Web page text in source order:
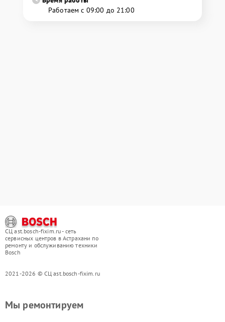
Работаем с 09:00 до 21:00
СЦ ast.bosch-fixim.ru - сеть
сервисных центров в Астрахани по
ремонту и обслуживанию техники
Bosch
2021-2026 © СЦ ast.bosch-fixim.ru
Мы ремонтируем